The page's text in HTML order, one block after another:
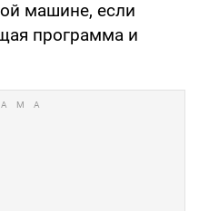
машине, если
программа и